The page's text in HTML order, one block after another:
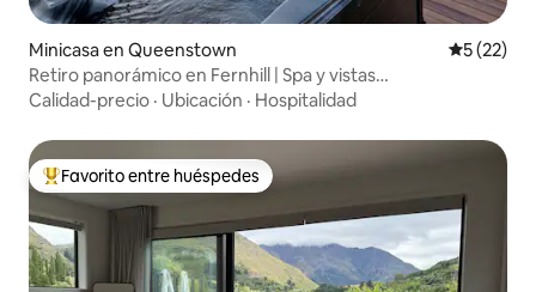
Minicasa en Queenstown
5 (22)
Retiro panorámico en Fernhill | Spa y vistas
impresionantes
Calidad-precio · Ubicación · Hospitalidad
Favorito entre huéspedes preferido
Favorito entre huéspedes